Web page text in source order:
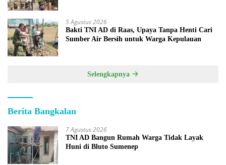
5 Agustus 2026
Bakti TNI AD di Raas, Upaya Tanpa Henti Cari
Sumber Air Bersih untuk Warga Kepulauan
Selengkapnya
Berita Bangkalan
7 Agustus 2026
TNI AD Bangun Rumah Warga Tidak Layak
Huni di Bluto Sumenep